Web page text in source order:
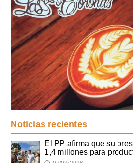
Noticias recientes
El PP afirma que su
1,4 millones para